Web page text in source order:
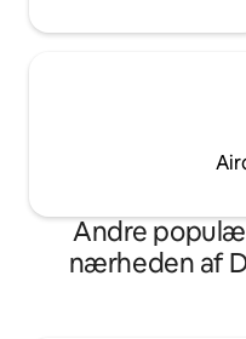
Andre
nærheden af